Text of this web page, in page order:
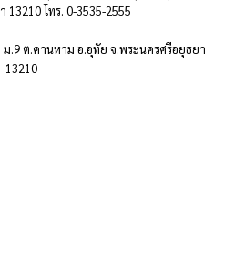
13210 โทร. 0-3535-2555
.9 ต.คานหาม อ.อุทัย จ.พระนครศรีอยุธยา
13210